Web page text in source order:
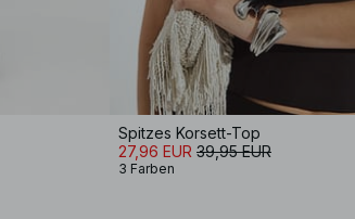
Spitzes Korsett-Top
27,96 EUR 39,95 EUR
3 Farben